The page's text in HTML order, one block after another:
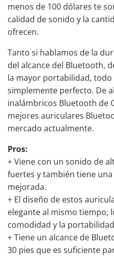
menos de 100 dólares te
calidad de sonido y la
ofrecen.
Tanto si hablamos de la
del alcance del Bluetooth,
la mayor portabilidad, todo
simplemente perfecto. De
inalámbricos Bluetooth de
mejores auriculares
mercado actualmente.
Pros:
+ Viene con un sonido de
fuertes y también tiene
mejorada.
+ El diseño de estos
elegante al mismo tiempo,
comodidad y la
+ Tiene un alcance de
30 pies que es suficiente